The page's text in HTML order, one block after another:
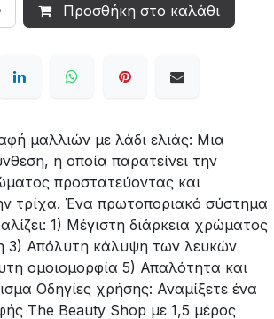
Προσθήκη στο καλάθι
μαλλιών με λάδι ελιάς: Μια
η οποία παρατείνει την
προστατεύοντας και
τρίχα. Ένα πρωτοποριακό σύστημα
1) Μέγιστη διάρκεια χρώματος
3) Απόλυτη κάλυψη των λευκών
ομοιομορφία 5) Απαλότητα και
Οδηγίες χρήσης: Αναμίξετε ένα
The Beauty Shop με 1,5 μέρος